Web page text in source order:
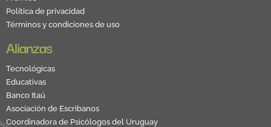
Política de privacidad
Términos y condiciones de uso
Alianzas
Tecnológicas
Educativas
Banco Itaú
Asociación de Escribanos
Coordinadora de Psicólogos del Uruguay